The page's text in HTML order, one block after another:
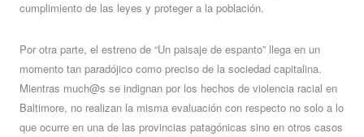
cumplimiento de las leyes y proteger a la población.
Por otra parte, el estreno de “Un paisaje de espanto” llega en un
momento tan paradójico como preciso de la sociedad capitalina.
Mientras much@s se indignan por los hechos de violencia racial en
Baltimore, no realizan la misma evaluación con respecto no solo a lo
que ocurre en una de las provincias patagónicas sino en otros casos